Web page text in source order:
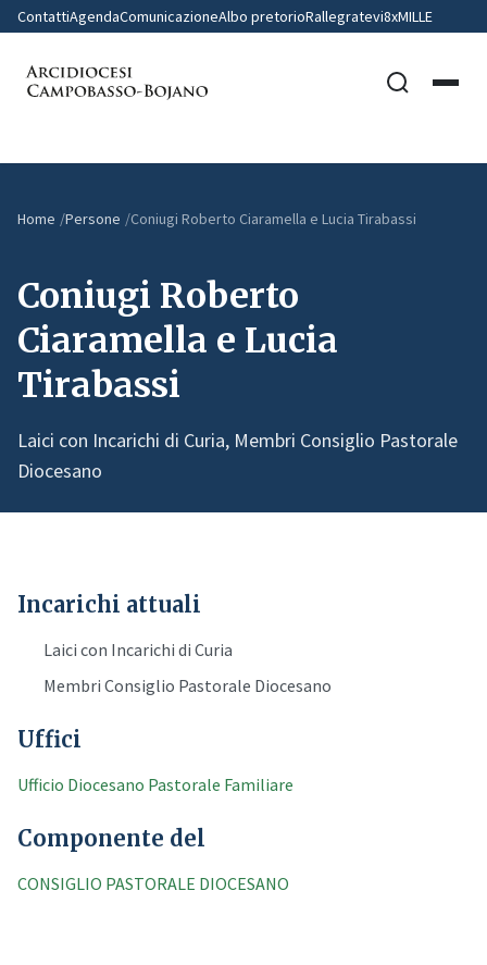
ContattiAgendaComunicazioneAlbo pretorioRallegratevi8xMILLE
Home Persone Coniugi Roberto Ciaramella e Lucia Tirabassi
Coniugi Roberto
Ciaramella e Lucia
Tirabassi
Laici con Incarichi di Curia, Membri Consiglio Pastorale
Diocesano
Incarichi attuali
Laici con Incarichi di Curia
Membri Consiglio Pastorale Diocesano
Uffici
Ufficio Diocesano Pastorale Familiare
Componente del
CONSIGLIO PASTORALE DIOCESANO